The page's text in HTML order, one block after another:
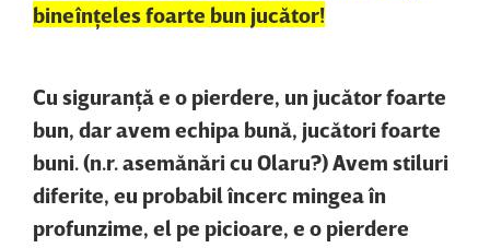
bineînţeles foarte bun jucător!
Cu siguranţă e o pierdere, un jucător foarte
bun, dar avem echipa bună, jucători foarte
buni.(n.r. asemănări cu Olaru?) Avem stiluri
diferite, eu probabil încerc mingea în
profunzime, el pe picioare, e o pierdere